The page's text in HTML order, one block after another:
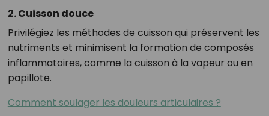
2. Cuisson douce
Privilégiez les méthodes de cuisson qui préservent les
nutriments et minimisent la formation de composés
inflammatoires, comme la cuisson à la vapeur ou en
papillote.
Comment soulager les douleurs articulaires ?